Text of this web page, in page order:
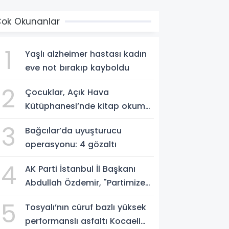
Okunanlar
1
Yaşlı alzheimer hastası kadın
eve not bırakıp kayboldu
2
Çocuklar, Açık Hava
Kütüphanesi’nde kitap okuma
3
Bağcılar’da uyuşturucu
operasyonu: 4 gözaltı
4
AK Parti İstanbul İl Başkanı
Abdullah Özdemir, "Partimize
değil, Türkiye’nin büyümesidir"
5
Tosyalı’nın cüruf bazlı yüksek
performanslı asfaltı Kocaeli